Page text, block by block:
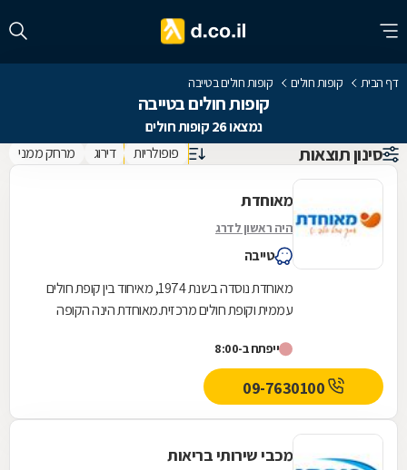
דף הבית קופות חולים קופות חולים בטייבה
קופות חולים בטייבה
נמצאו 26 קופות חולים
סינון תוצאות פופולריות דירוג מרחק ממני
מאוחדת
היה ראשון לדרג
טייבה
מאוחדת נוסדה בשנת 1974, מאיחוד בין קופת חולים
עממית וקופת חולים מרכזית.מאוחדת הינה הקופה
מעגל...
ייפתח ב-8:00
מכבי שירותי בריאות